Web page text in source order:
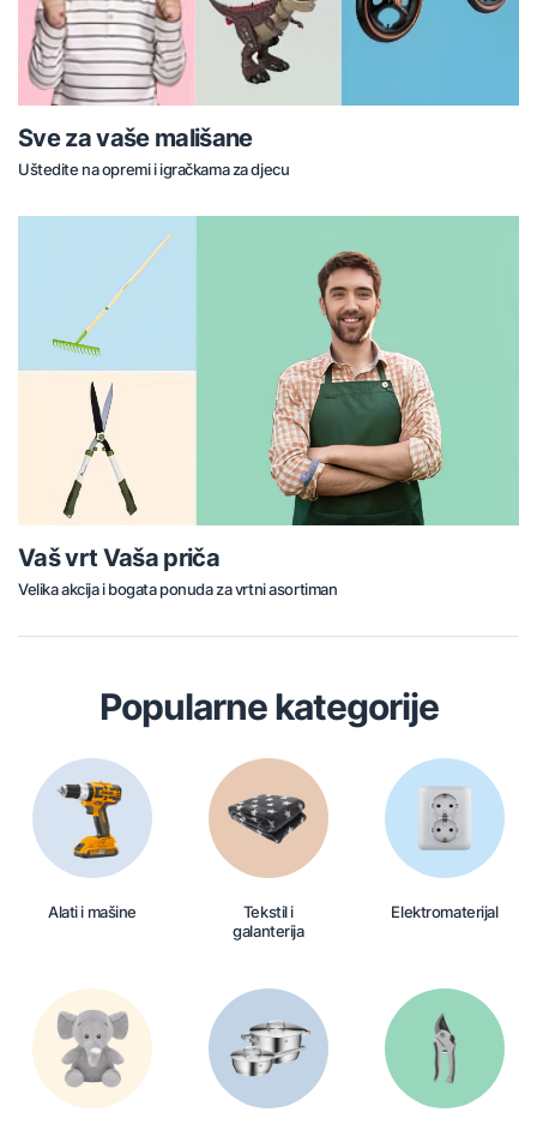
Sve za vaše mališane
Uštedite na opremi i igračkama za djecu
Vaš vrt Vaša priča
Velika akcija i bogata ponuda za vrtni asortiman
Popularne kategorije
Alati i mašine
Tekstil i
galanterija
Elektromaterijal